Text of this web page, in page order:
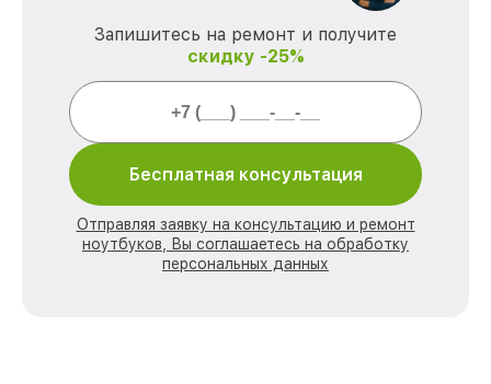
Запишитесь на ремонт и получите
скидку -25%
Бесплатная консультация
Отправляя заявку на консультацию и ремонт
ноутбуков, Вы соглашаетесь на обработку
персональных данных